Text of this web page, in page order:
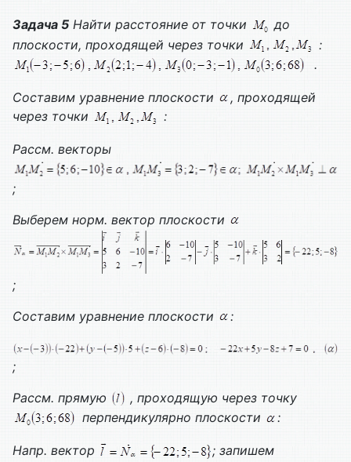
Задача 5 Найти расстояние от точки
до
плоскости, проходящей через точки
:
.
Составим уравнение плоскости
, проходящей
через точки
:
Рассм. векторы
;
Выберем норм. вектор плоскости
;
Составим уравнение плоскости
:
;
Рассм. прямую
, проходящую через точку
перпендикулярно плоскости
:
Напр. вектор
; запишем